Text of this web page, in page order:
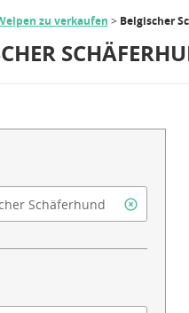
zu verkaufen Belgischer